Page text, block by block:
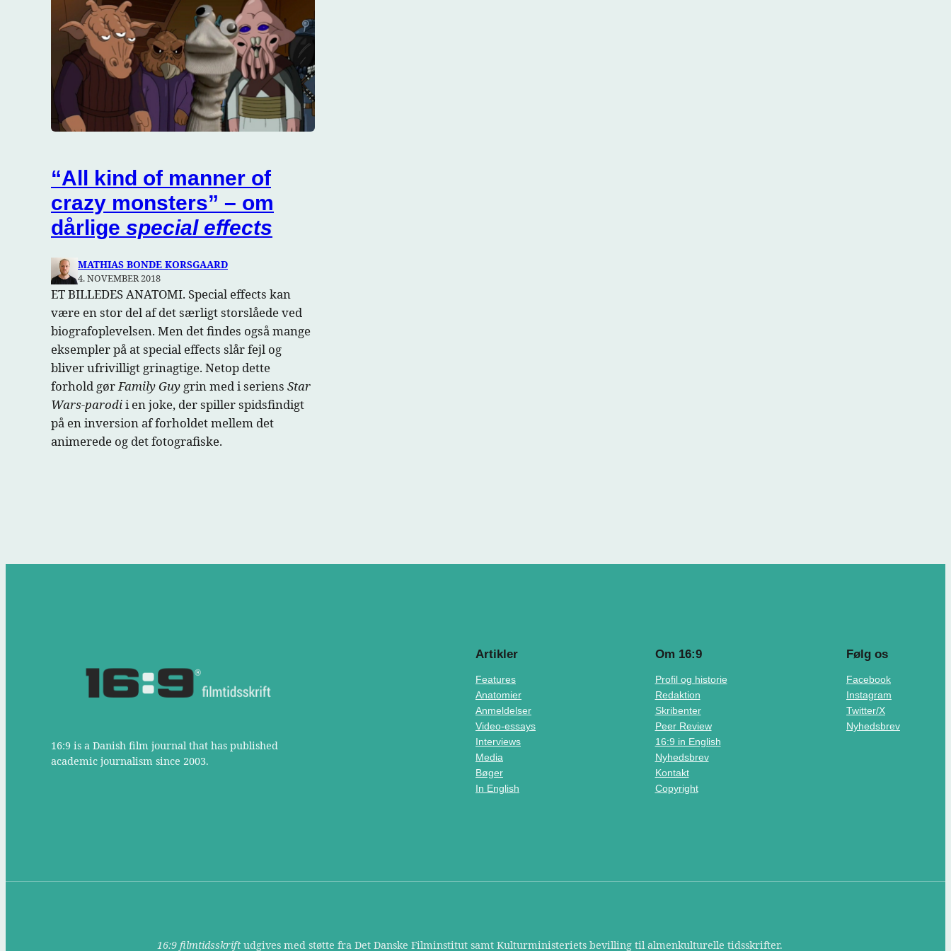
“All kind of manner of
crazy monsters” – om
dårlige special effects
MATHIAS BONDE KORSGAARD
4. NOVEMBER 2018
ET BILLEDES ANATOMI. Special effects kan
være en stor del af det særligt storslåede ved
biografoplevelsen. Men det findes også mange
eksempler på at special effects slår fejl og
bliver ufrivilligt grinagtige. Netop dette
forhold gørFamily Guy grin med i seriens Star
Wars-parodii en joke, der spiller spidsfindigt
på en inversion af forholdet mellem det
animerede og det fotografiske.
16:9 is a Danish film journal that has published
academic journalism since 2003.
Artikler
Features
Anatomier
Anmeldelser
Video-essays
Interviews
Media
Bøger
In English
Om 16:9
Profil og historie
Redaktion
Skribenter
Peer Review
16:9 in English
Nyhedsbrev
Kontakt
Copyright
Følg os
Facebook
Instagram
Twitter/X
Nyhedsbrev
16:9 filmtidsskriftudgives med støtte fra Det Danske Filminstitut samt Kulturministeriets bevilling til almenkulturelle tidsskrifter.